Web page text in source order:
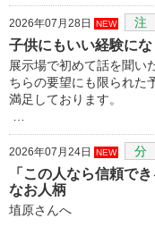
2026年07月28日 NEW 注
子供にもいい経験に
展示場で初めて話を聞い
ちらの要望にも限られた
満足しております。
2026年07月24日 NEW 分
「この人なら信頼で
なお人柄
埴原さんへ